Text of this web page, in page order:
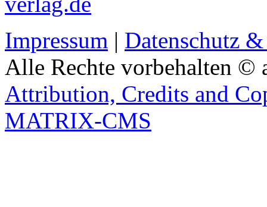
Impressum | Datenschutz
Alle Rechte vorbehalten ©
Attribution, Credits and
MATRIX-CMS